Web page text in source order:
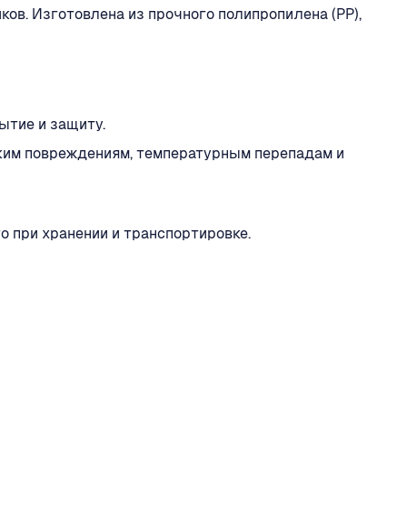
Изготовлена из прочного полипропилена (PP),
и защиту.
повреждениям, температурным перепадам и
хранении и транспортировке.